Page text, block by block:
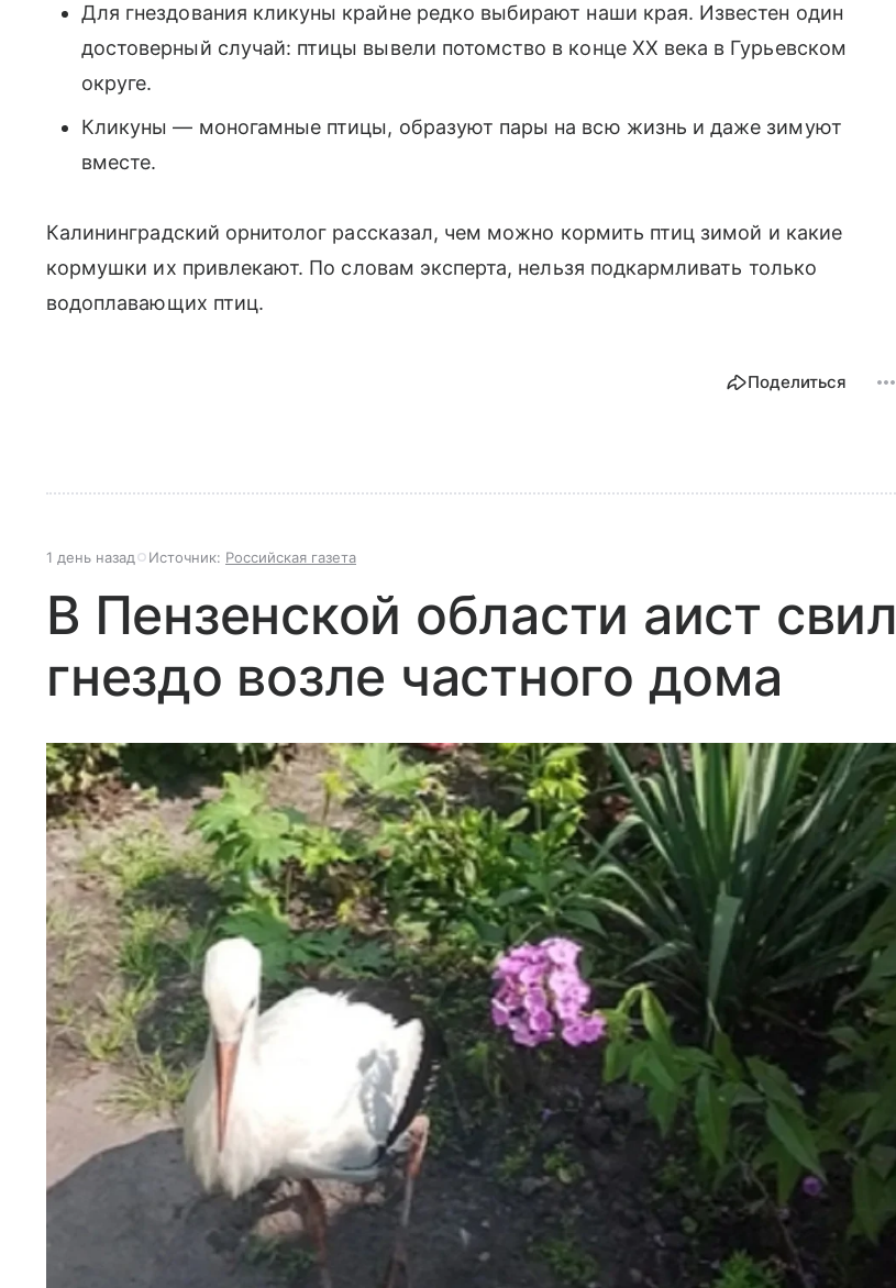
Для гнездования кликуны крайне редко выбирают наши края. Известен один
достоверный случай: птицы вывели потомство в конце XX века в Гурьевском
округе.
Кликуны — моногамные птицы, образуют пары на всю жизнь и даже зимуют
вместе.
Калининградский орнитолог рассказал, чем можно кормить птиц зимой и какие
кормушки их привлекают. По словам эксперта, нельзя подкармливать только
водоплавающих птиц.
Поделиться
1 день назад Источник: Российская газета
В Пензенской области аист свил
гнездо возле частного дома